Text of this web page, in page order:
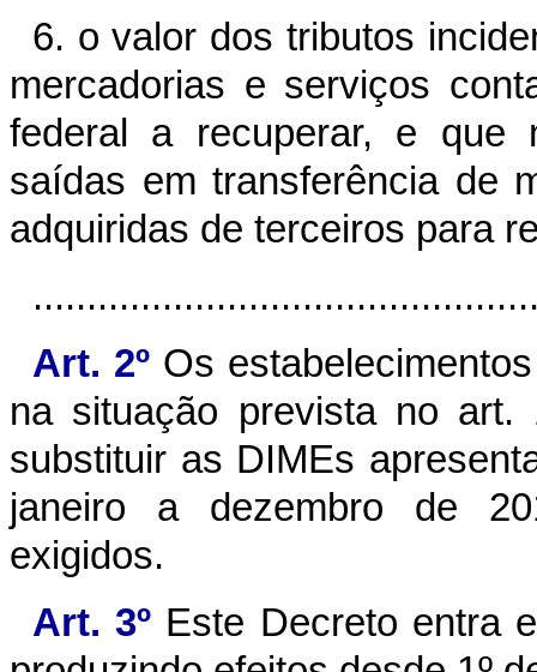
6. o valor dos tributos
mercadorias e serviços
federal a recuperar, e que
saídas em transferência de
adquiridas de terceiros para
Art. 2ºOs
na situação prevista no art.
substituir as DIMEs
janeiro a dezembro de
exigidos.
Art. 3º Este Decreto entra